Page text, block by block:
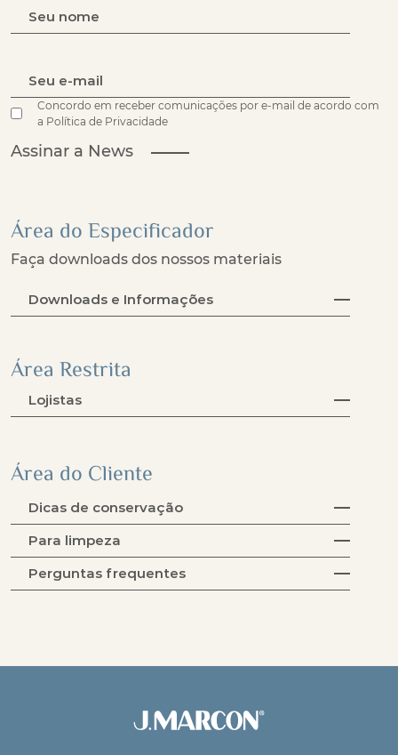
Concordo em receber comunicações por e-mail de acordo com
a Política de Privacidade
Assinar a News
Área do Especificador
Faça downloads dos nossos materiais
Downloads e Informações
Área Restrita
Lojistas
Área do Cliente
Dicas de conservação
Para limpeza
Perguntas frequentes